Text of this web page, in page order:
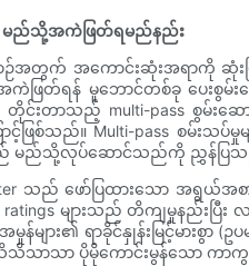
ကို မည်သို့အကဲဖြတ်ရမည်နည်း
င့်ယာဉ်အတွက် အကောင်းဆုံးအရာကို
တ်ရန် မူဘောင်တစ်ခု ပေးစွမ်း
သည့် multi-pass စွမ်းဆောင်
ဖြစ်သည်။ Multi-pass စမ်းသ
သည် မည်သို့လုပ်ဆောင်သည်ကို ညွှန်ပြ
သည် ဖော်ပြထားသော အရွယ်အ
ratings များသည် တိကျမှုနည်းပ
ား၏ ရာခိုင်နှုန်းမြင့်မားစွာ (ဥ
သိသိသာသာ ပိုမိုကောင်းမွန်သော က